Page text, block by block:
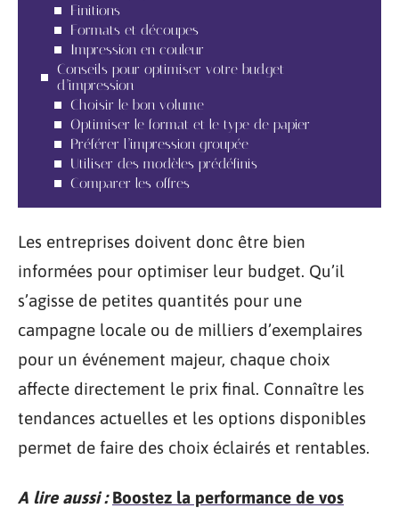
Finitions
Formats et découpes
Impression en couleur
Conseils pour optimiser votre budget
d’impression
Choisir le bon volume
Optimiser le format et le type de papier
Préférer l’impression groupée
Utiliser des modèles prédéfinis
Comparer les offres
Les entreprises doivent donc être bien
informées pour optimiser leur budget. Qu’il
s’agisse de petites quantités pour une
campagne locale ou de milliers d’exemplaires
pour un événement majeur, chaque choix
affecte directement le prix final. Connaître les
tendances actuelles et les options disponibles
permet de faire des choix éclairés et rentables.
A lire aussi : Boostez la performance de vos